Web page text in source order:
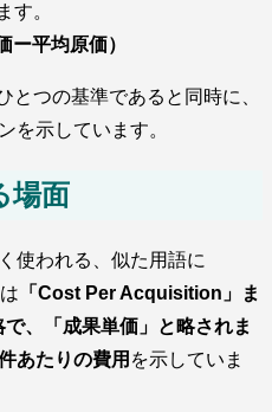
す。
ー平均原価）
とつの基準であると同時に、
を示しています。
場面
使われる、似た用語に
「Cost Per Acquisition」ま
、「成果単価」と略されま
あたりの費用 を示していま